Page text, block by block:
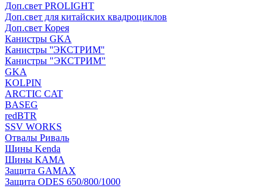
Доп.свет PROLIGHT
Доп.свет для китайских квадроциклов
Доп.свет Корея
Канистры GKA
Канистры ''ЭКСТРИМ''
Канистры "ЭКСТРИМ"
GKA
KOLPIN
ARCTIC CAT
BASEG
redBTR
SSV WORKS
Отвалы Риваль
Шины Kenda
Шины КАМА
Защита GAMAX
Защита ODES 650/800/1000